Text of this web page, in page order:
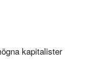
kapitalister